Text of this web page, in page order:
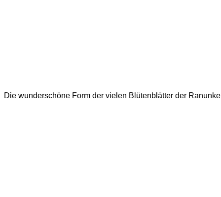
Die wunderschöne Form der vielen Blütenblätter der